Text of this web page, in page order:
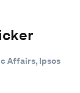
Affairs, Ipsos